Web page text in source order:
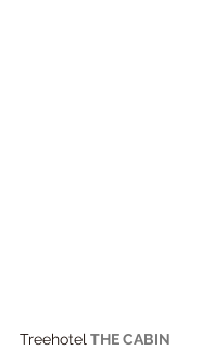
TreehotelTHE CABIN